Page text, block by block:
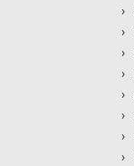
›
›
›
›
›
›
›
›